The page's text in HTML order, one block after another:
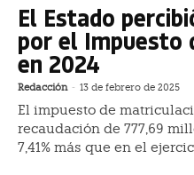
El Estado
por el Impuesto
en 2024
Redacción - 13 de febrero de 2025
El impuesto de
recaudación de 777,69
7,41% más que en el